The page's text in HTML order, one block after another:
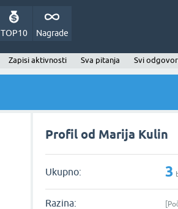
Nagrade
TOP10
Zapisi aktivnosti Sva pitanja Svi
Profil od Marija Kulin
Ukupno: 3
Razina: